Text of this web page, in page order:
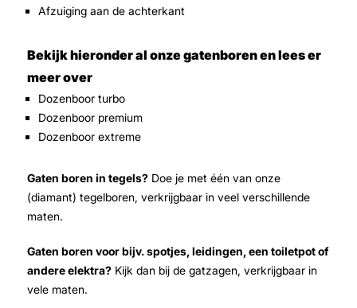
Afzuiging aan de achterkant
Bekijk hieronder al onze gatenboren en lees er
meer over
Dozenboor turbo
Dozenboor premium
Dozenboor extreme
Gaten boren in tegels? Doe je met één van onze
(diamant) tegelboren, verkrijgbaar in veel verschillende
maten.
Gaten boren voor bijv. spotjes, leidingen, een toiletpot of
andere elektra? Kijk dan bij de gatzagen, verkrijgbaar in
vele maten.